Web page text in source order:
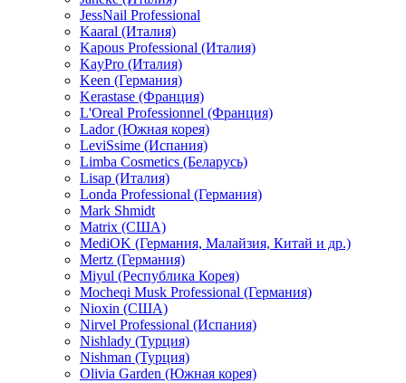
JessNail Professional
Kaaral (Италия)
Kapous Professional (Италия)
KayPro (Италия)
Keen (Германия)
Kerastase (Франция)
L'Oreal Professionnel (Франция)
Lador (Южная корея)
LeviSsime (Испания)
Limba Cosmetics (Беларусь)
Lisap (Италия)
Londa Professional (Германия)
Mark Shmidt
Matrix (США)
MediOK (Германия, Малайзия, Китай и др.)
Mertz (Германия)
Miyul (Республика Корея)
Mocheqi Musk Professional (Германия)
Nioxin (США)
Nirvel Professional (Испания)
Nishlady (Турция)
Nishman (Турция)
Olivia Garden (Южная корея)